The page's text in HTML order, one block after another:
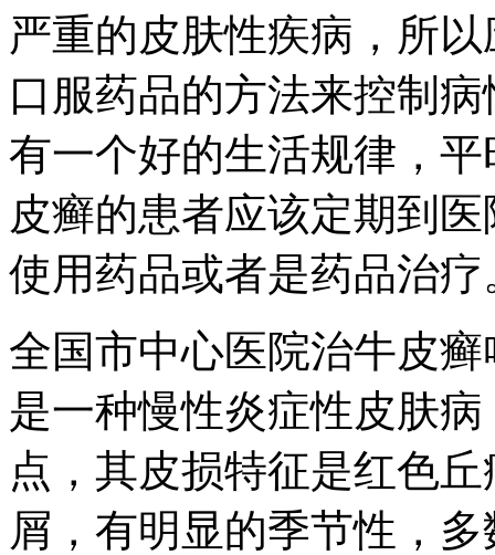
严重的皮肤性疾病，所
口服药品的方法来控制
有一个好的生活规律，
皮癣的患者应该定期到
使用药品或者是药品治疗
全国市中心医院治牛皮
是一种慢性炎症性皮肤
点，其皮损特征是红色
屑，有明显的季节性，